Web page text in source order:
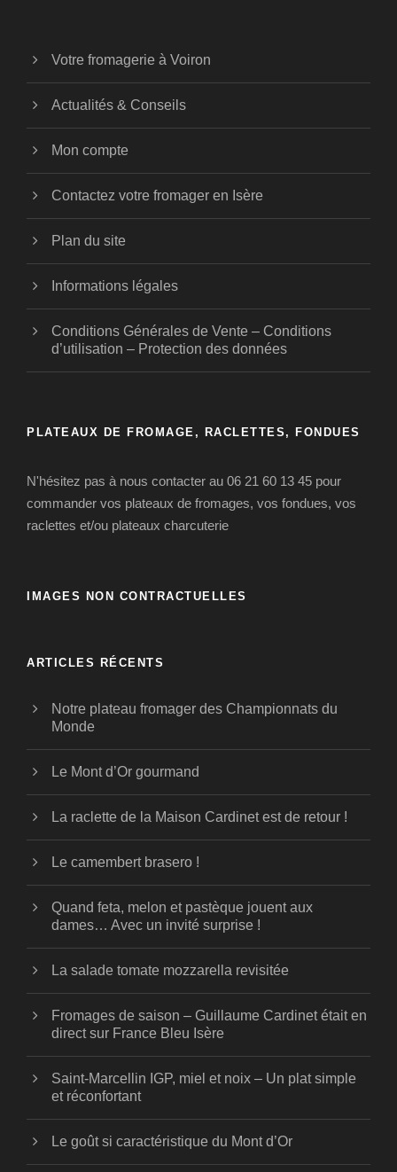
Votre fromagerie à Voiron
Actualités & Conseils
Mon compte
Contactez votre fromager en Isère
Plan du site
Informations légales
Conditions Générales de Vente – Conditions
d’utilisation – Protection des données
PLATEAUX DE FROMAGE, RACLETTES, FONDUES
N'hésitez pas à nous contacter au 06 21 60 13 45 pour
commander vos plateaux de fromages, vos fondues, vos
raclettes et/ou plateaux charcuterie
IMAGES NON CONTRACTUELLES
ARTICLES RÉCENTS
Notre plateau fromager des Championnats du
Monde
Le Mont d’Or gourmand
La raclette de la Maison Cardinet est de retour !
Le camembert brasero !
Quand feta, melon et pastèque jouent aux
dames… Avec un invité surprise !
La salade tomate mozzarella revisitée
Fromages de saison – Guillaume Cardinet était en
direct sur France Bleu Isère
Saint-Marcellin IGP, miel et noix – Un plat simple
et réconfortant
Le goût si caractéristique du Mont d’Or